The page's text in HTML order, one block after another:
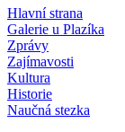
Hlavní strana
Galerie u Plazíka
Zprávy
Zajímavosti
Kultura
Historie
Naučná stezka